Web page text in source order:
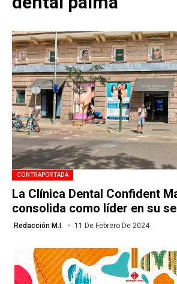
CONTRAPORTADA
La Clínica Dental Confident
consolida como líder en su
Redacción M.I. 11 De Febrero De 2024